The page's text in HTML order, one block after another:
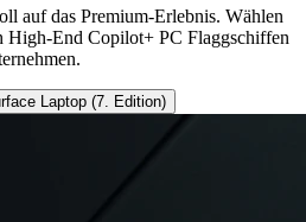
auf das Premium-Erlebnis. Wählen
High-End Copilot+ PC Flaggschiffen
Laptop (7. Edition)